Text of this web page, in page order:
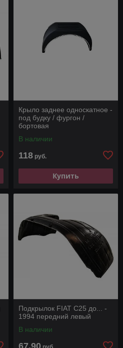
Крыло заднее односкатное -
под будку / фургон /
бортовая
В наличии
118 руб.
Купить
Подкрылок FIAT C25 до... -
1994 передний левый
В наличии
67,90